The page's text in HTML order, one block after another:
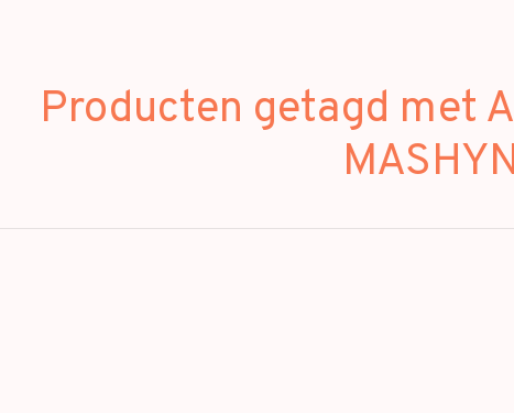
Producten getagd met